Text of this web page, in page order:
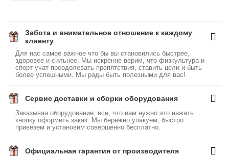
Забота и внимательное отношение к каждому
клиенту
Для нас самое важное что бы вы становились быстрее,
здоровее и сильнее. Мы искренне верим, что физкультура и
спорт учат преодолевать препятствия, ставить цели и быть
более успешными. Мы рады быть полезными для вас!
Сервис доставки и сборки оборудования
Заказывая оборудование, все, что вам нужно это нажать
кнопку оформить заказ. Мы бережно упакуем, быстро
привезем и установим совершенно бесплатно.
Официальная гарантия от производителя